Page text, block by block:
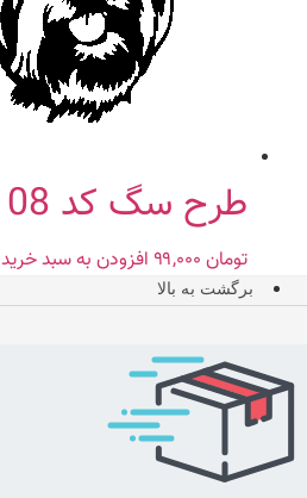
طرح سگ کد 08
تومان افزودن به سبد خرید
برگشت به بالا